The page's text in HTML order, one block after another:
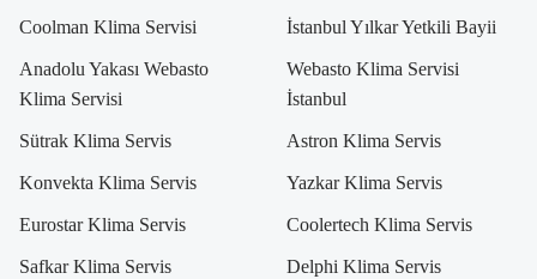
Coolman Klima Servisi İstanbul Yılkar Yetkili Bayii
Anadolu Yakası Webasto
Klima Servisi
Webasto Klima Servisi
İstanbul
Sütrak Klima Servis Astron Klima Servis
Konvekta Klima Servis Yazkar Klima Servis
Eurostar Klima Servis Coolertech Klima Servis
Safkar Klima Servis Delphi Klima Servis